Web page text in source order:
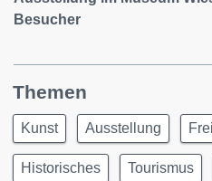
Besucher
Themen
Kunst Ausstellung
Historisches Tourismus